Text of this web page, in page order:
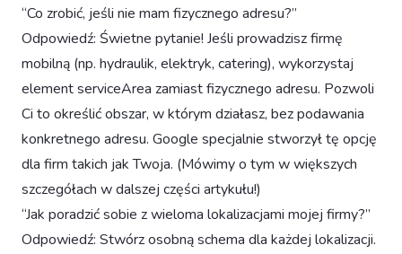
“Co zrobić, jeśli nie mam fizycznego adresu?”
Odpowiedź: Świetne pytanie! Jeśli prowadzisz firmę
mobilną (np. hydraulik, elektryk, catering), wykorzystaj
element serviceArea zamiast fizycznego adresu. Pozwoli
Ci to określić obszar, w którym działasz, bez podawania
konkretnego adresu. Google specjalnie stworzył tę opcję
dla firm takich jak Twoja. (Mówimy o tym w większych
szczegółach w dalszej części artykułu!)
“Jak poradzić sobie z wieloma lokalizacjami mojej firmy?”
Odpowiedź: Stwórz osobną schema dla każdej lokalizacji.